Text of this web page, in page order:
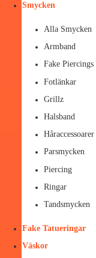
Smycken
Alla Smycken
Armband
Fake Piercings
Fotlänkar
Grillz
Halsband
Håraccessoarer
Parsmycken
Piercing
Ringar
Tandsmycken
Fake Tatueringar
Väskor